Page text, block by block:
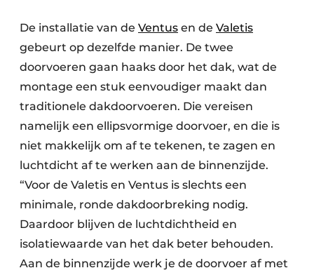
De installatie van de Ventus en de Valetis
gebeurt op dezelfde manier. De twee
doorvoeren gaan haaks door het dak, wat de
montage een stuk eenvoudiger maakt dan
traditionele dakdoorvoeren. Die vereisen
namelijk een ellipsvormige doorvoer, en die is
niet makkelijk om af te tekenen, te zagen en
luchtdicht af te werken aan de binnenzijde.
“Voor de Valetis en Ventus is slechts een
minimale, ronde dakdoorbreking nodig.
Daardoor blijven de luchtdichtheid en
isolatiewaarde van het dak beter behouden.
Aan de binnenzijde werk je de doorvoer af met